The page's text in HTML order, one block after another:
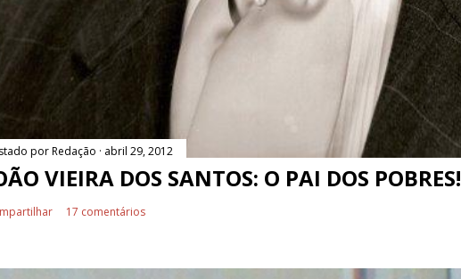
porRedação abril 29, 2012
VIEIRA DOS SANTOS: O PAI DOS POBRES!
17 comentários